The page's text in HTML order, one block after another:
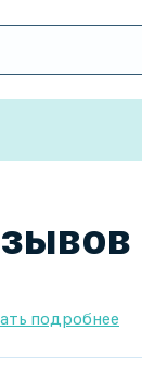
подробнее